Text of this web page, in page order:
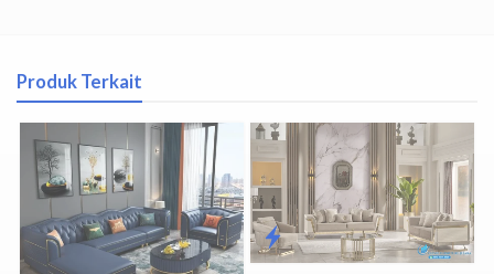
Produk Terkait